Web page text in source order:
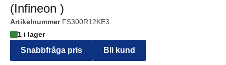
(Infineon )
Artikelnummer FS300R12KE3
1 i lager
Snabbfråga pris Bli kund